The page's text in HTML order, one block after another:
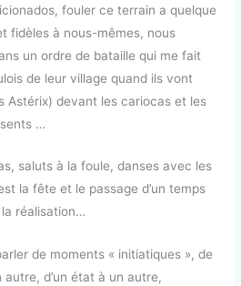
fouler ce terrain a quelque
fidèles à nous-mêmes, nous
un ordre de bataille qui me fait
de leur village quand ils vont
Astérix) devant les cariocas et les
…
saluts à la foule, danses avec les
la fête et le passage d’un temps
réalisation…
de moments « initiatiques », de
autre, d’un état à un autre,